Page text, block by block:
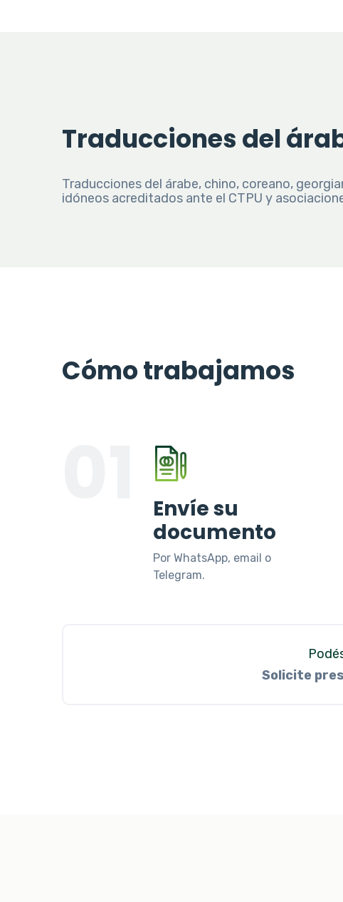
Traducciones del
Traducciones del árabe, chino, coreano,
idóneos acreditados ante el CTPU y
Cómo trabajamos
Envíe su
documento
Por WhatsApp, email o
Telegram.
Solicite